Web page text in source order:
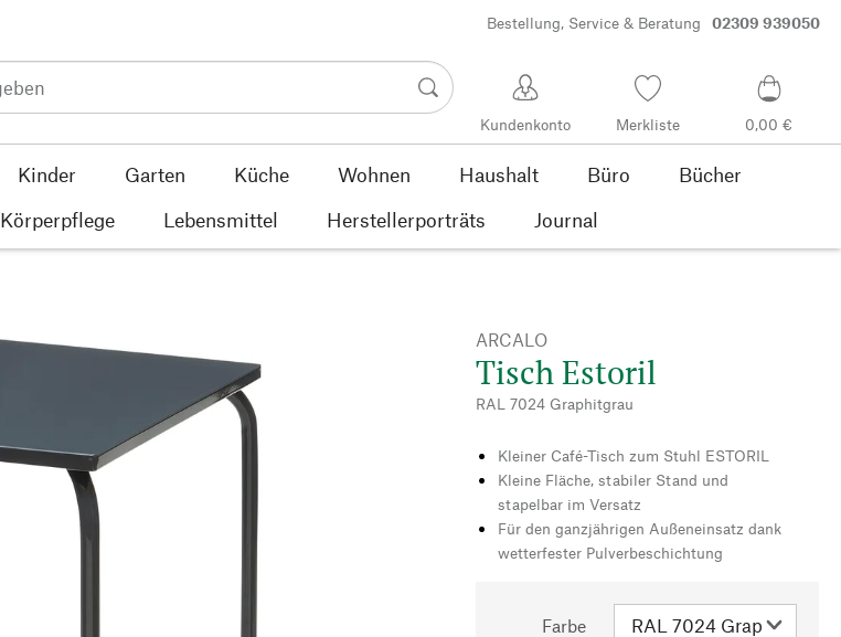
Bestellung, Service & Beratung 02309 939050
Kundenkonto Merkliste 0,00 €
Kinder Garten Küche Wohnen Haushalt Büro
Bücher
Körperpflege Lebensmittel Herstellerporträts Journal
ARCALO
Tisch Estoril
RAL 7024 Graphitgrau
Kleiner Café-Tisch zum Stuhl ESTORIL
Kleine Fläche, stabiler Stand und
stapelbar im Versatz
Für den ganzjährigen Außeneinsatz dank
wetterfester Pulverbeschichtung
Farbe